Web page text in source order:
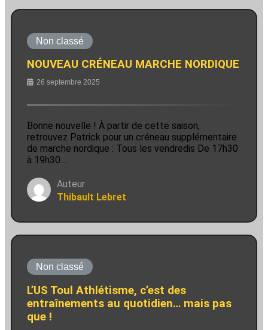
Non classé
NOUVEAU CRÉNEAU MARCHE NORDIQUE
26 septembre 2025
Bonne nouvelle ! À partir de cette saison,
retrouvez Patrick pour un créneau supplémentaire
de marche nordique : Tous les vendredis De 17h30
à 19h30…
Auteur
Thibault Lebret
Non classé
L’US Toul Athlétisme, c’est des
entraînements au quotidien… mais pas
que !